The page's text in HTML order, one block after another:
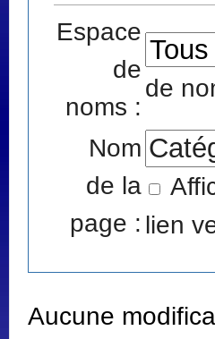
Espace
de
noms :
de
Nom
de la
page : lien
Aucune